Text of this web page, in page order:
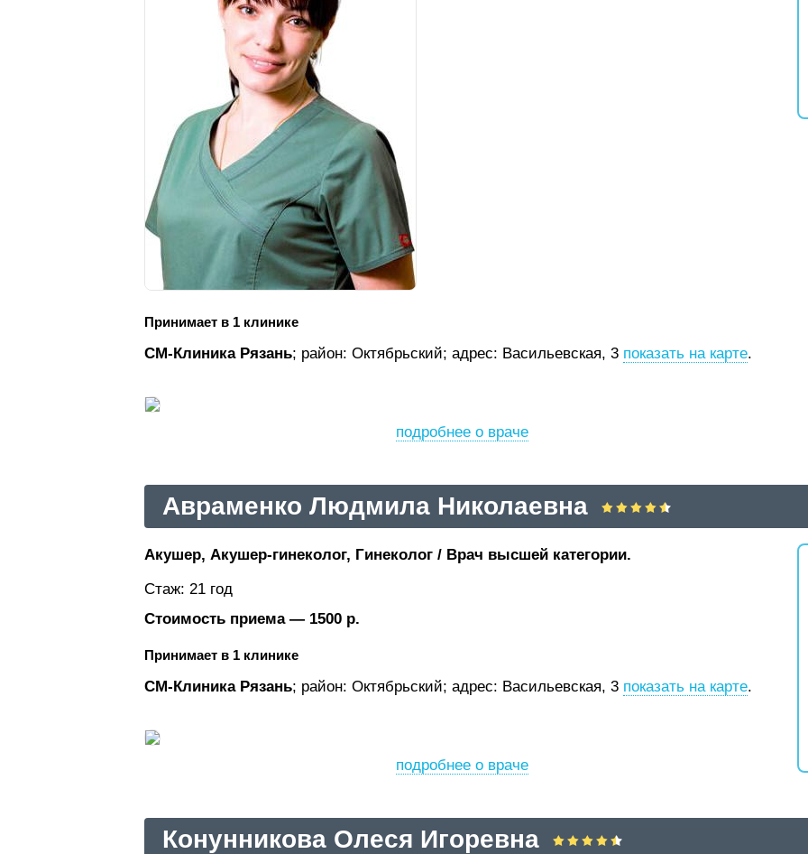
Принимает в 1 клинике
СМ-Клиника Рязань; район: Октябрьский; адрес: Васильевская, 3 показать на карте.
подробнее о враче
Авраменко Людмила Николаевна
Акушер, Акушер-гинеколог, Гинеколог / Врач высшей категории.
Стаж: 21 год
Стоимость приема — 1500 р.
Принимает в 1 клинике
СМ-Клиника Рязань; район: Октябрьский; адрес: Васильевская, 3 показать на карте.
подробнее о враче
Конунникова Олеся Игоревна